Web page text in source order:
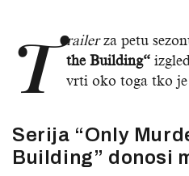
T railerza petu
the Building“
vrti oko toga tko
Serija “Only
Building” donosi